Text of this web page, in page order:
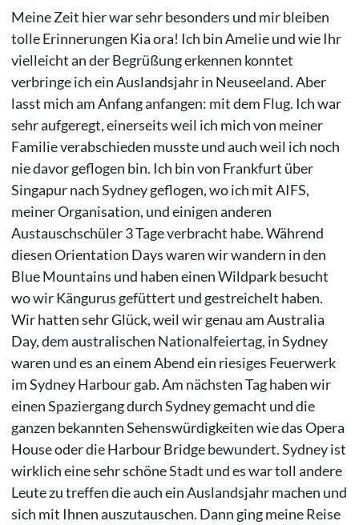
Meine Zeit hier war sehr besonders und mir bleiben
tolle Erinnerungen Kia ora! Ich bin Amelie und wie Ihr
vielleicht an der Begrüßung erkennen konntet
verbringe ich ein Auslandsjahr in Neuseeland. Aber
lasst mich am Anfang anfangen: mit dem Flug. Ich war
sehr aufgeregt, einerseits weil ich mich von meiner
Familie verabschieden musste und auch weil ich noch
nie davor geflogen bin. Ich bin von Frankfurt über
Singapur nach Sydney geflogen, wo ich mit AIFS,
meiner Organisation, und einigen anderen
Austauschschüler 3 Tage verbracht habe. Während
diesen Orientation Days waren wir wandern in den
Blue Mountains und haben einen Wildpark besucht
wo wir Kängurus gefüttert und gestreichelt haben.
Wir hatten sehr Glück, weil wir genau am Australia
Day, dem australischen Nationalfeiertag, in Sydney
waren und es an einem Abend ein riesiges Feuerwerk
im Sydney Harbour gab. Am nächsten Tag haben wir
einen Spaziergang durch Sydney gemacht und die
ganzen bekannten Sehenswürdigkeiten wie das Opera
House oder die Harbour Bridge bewundert. Sydney ist
wirklich eine sehr schöne Stadt und es war toll andere
Leute zu treffen die auch ein Auslandsjahr machen und
sich mit Ihnen auszutauschen. Dann ging meine Reise